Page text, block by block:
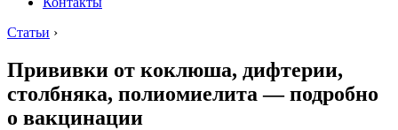
Статьи ›
Прививки от коклюша, дифтерии,
столбняка, полиомиелита — подробно
о вакцинации